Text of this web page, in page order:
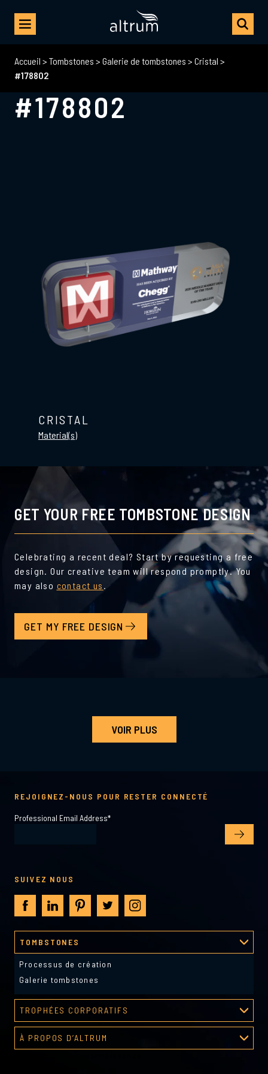
Accueil > Tombstones > Galerie de tombstones > Cristal >
#178802
#178802
CRISTAL
Material(s)
GET YOUR FREE TOMBSTONE DESIGN
Celebrating a recent deal? Start by requesting a free
design. Our creative team will respond promptly. You
may also contact us .
GET MY FREE DESIGN
VOIR PLUS
TOMBSTONES
Processus de création
Galerie tombstones
TROPHÉES CORPORATIFS
Galerie de récompenses
À PROPOS D’ALTRUM
REJOIGNEZ-NOUS POUR RESTER CONNECTÉ
Professional Email Address*
SUIVEZ NOUS